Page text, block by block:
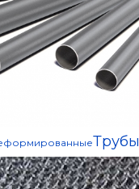
Трубы